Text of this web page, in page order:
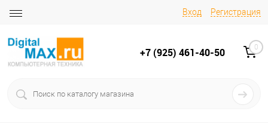
Вход Регистрация
+7 (925) 461-40-50 0